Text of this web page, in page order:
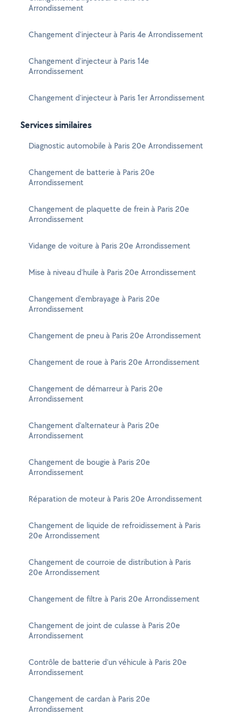
Arrondissement
Changement d'injecteur à Paris 4e Arrondissement
Changement d'injecteur à Paris 14e
Arrondissement
Changement d'injecteur à Paris 1er Arrondissement
Services similaires
Diagnostic automobile à Paris 20e Arrondissement
Changement de batterie à Paris 20e
Arrondissement
Changement de plaquette de frein à Paris 20e
Arrondissement
Vidange de voiture à Paris 20e Arrondissement
Mise à niveau d'huile à Paris 20e Arrondissement
Changement d'embrayage à Paris 20e
Arrondissement
Changement de pneu à Paris 20e Arrondissement
Changement de roue à Paris 20e Arrondissement
Changement de démarreur à Paris 20e
Arrondissement
Changement d'alternateur à Paris 20e
Arrondissement
Changement de bougie à Paris 20e
Arrondissement
Réparation de moteur à Paris 20e Arrondissement
Changement de liquide de refroidissement à Paris
20e Arrondissement
Changement de courroie de distribution à Paris
20e Arrondissement
Changement de filtre à Paris 20e Arrondissement
Changement de joint de culasse à Paris 20e
Arrondissement
Contrôle de batterie d'un véhicule à Paris 20e
Arrondissement
Changement de cardan à Paris 20e
Arrondissement